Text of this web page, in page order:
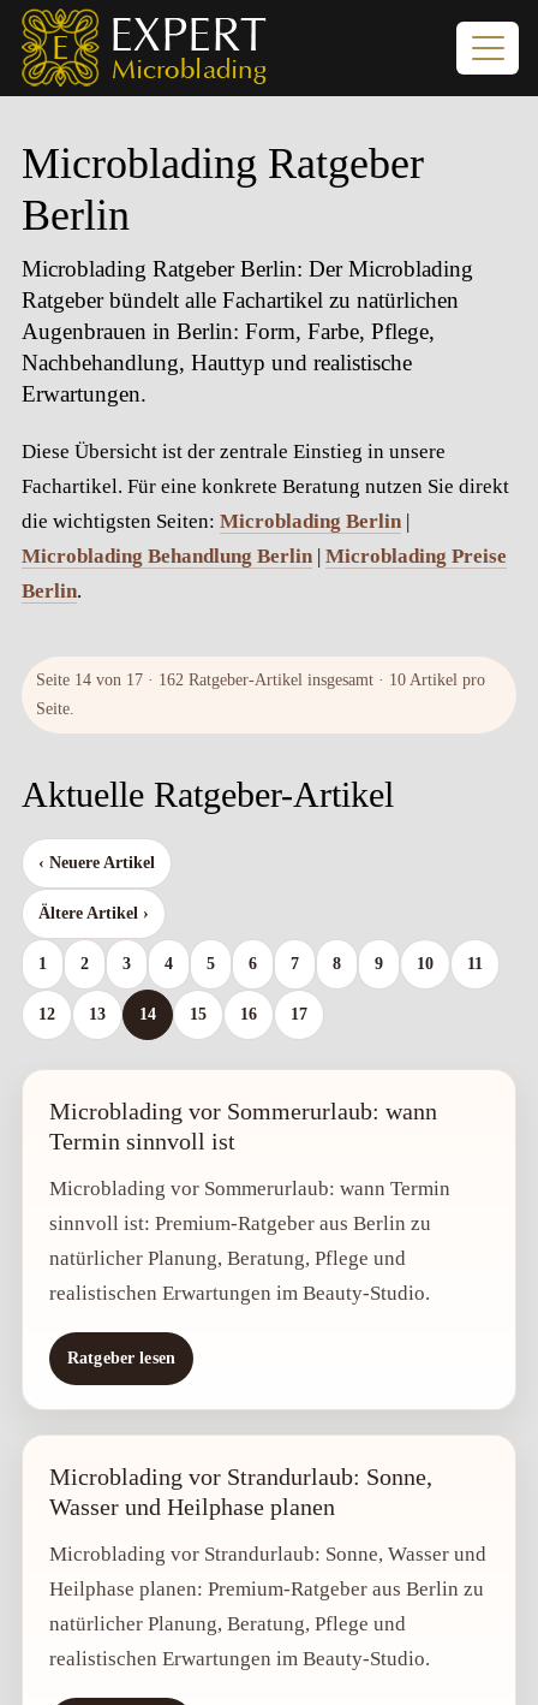
Microblading Ratgeber
Berlin
Microblading Ratgeber Berlin: Der Microblading
Ratgeber bündelt alle Fachartikel zu natürlichen
Augenbrauen in Berlin: Form, Farbe, Pflege,
Nachbehandlung, Hauttyp und realistische
Erwartungen.
Diese Übersicht ist der zentrale Einstieg in unsere
Fachartikel. Für eine konkrete Beratung nutzen Sie direkt
die wichtigsten Seiten: Microblading Berlin |
Microblading Behandlung Berlin | Microblading Preise
Berlin.
Seite 14 von 17 · 162 Ratgeber-Artikel insgesamt · 10 Artikel pro
Seite.
Aktuelle Ratgeber-Artikel
‹ Neuere Artikel
1 2 3 4 5 6 7 8 9 10 11
12 13 14 15 16 17
Ältere Artikel ›
Microblading vor Sommerurlaub: wann
Termin sinnvoll ist
Microblading vor Sommerurlaub: wann Termin
sinnvoll ist: Premium-Ratgeber aus Berlin zu
natürlicher Planung, Beratung, Pflege und
realistischen Erwartungen im Beauty-Studio.
Ratgeber lesen
Microblading vor Strandurlaub: Sonne,
Wasser und Heilphase planen
Microblading vor Strandurlaub: Sonne, Wasser und
Heilphase planen: Premium-Ratgeber aus Berlin zu
natürlicher Planung, Beratung, Pflege und
realistischen Erwartungen im Beauty-Studio.